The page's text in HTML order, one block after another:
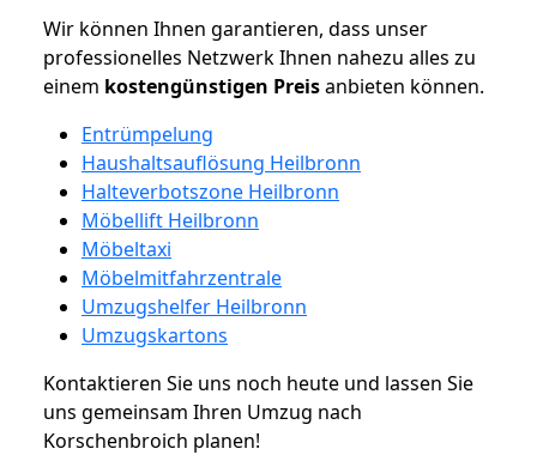
Wir können Ihnen garantieren, dass unser
professionelles Netzwerk Ihnen nahezu alles zu
einem kostengünstigen Preisanbieten können.
Entrümpelung
Haushaltsauflösung Heilbronn
Halteverbotszone Heilbronn
Möbellift Heilbronn
Möbeltaxi
Möbelmitfahrzentrale
Umzugshelfer Heilbronn
Umzugskartons
Kontaktieren Sie uns noch heute und lassen Sie
uns gemeinsam Ihren Umzug nach
Korschenbroich planen!